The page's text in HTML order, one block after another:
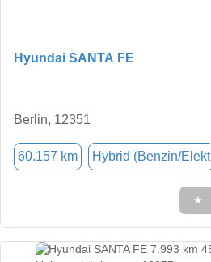
Hyundai SANTA FE
Berlin, 12351
60.157 km Hybrid (Benzin/Elekt
★